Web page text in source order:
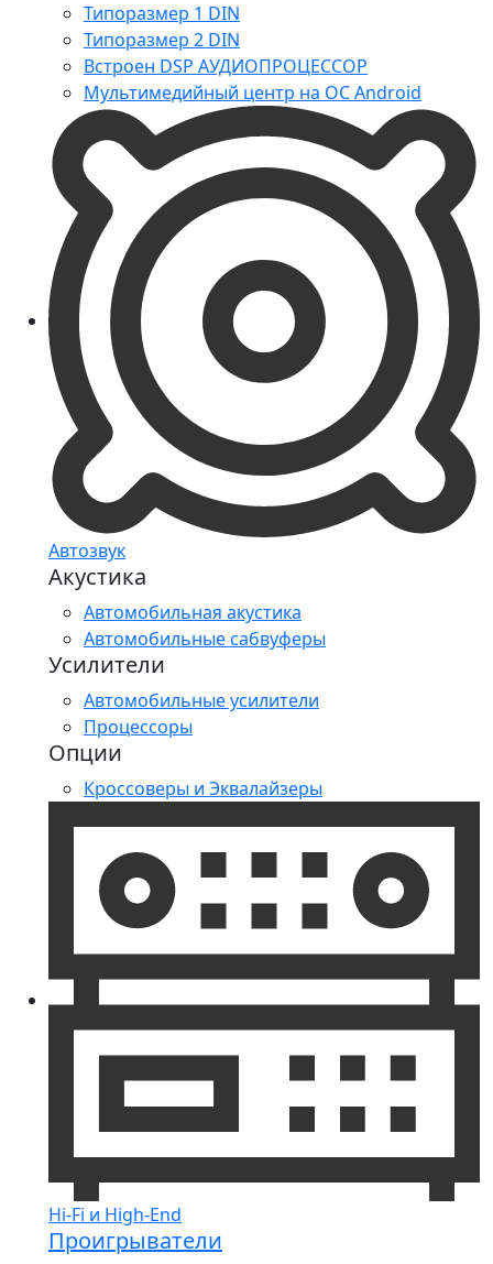
Типоразмер 1 DIN
Типоразмер 2 DIN
Встроен DSP АУДИОПРОЦЕССОР
Мультимедийный центр на ОС Android
Автозвук
Акустика
Автомобильная акустика
Автомобильные сабвуферы
Усилители
Автомобильные усилители
Процессоры
Опции
Кроссоверы и Эквалайзеры
Hi-Fi и High-End
Проигрыватели